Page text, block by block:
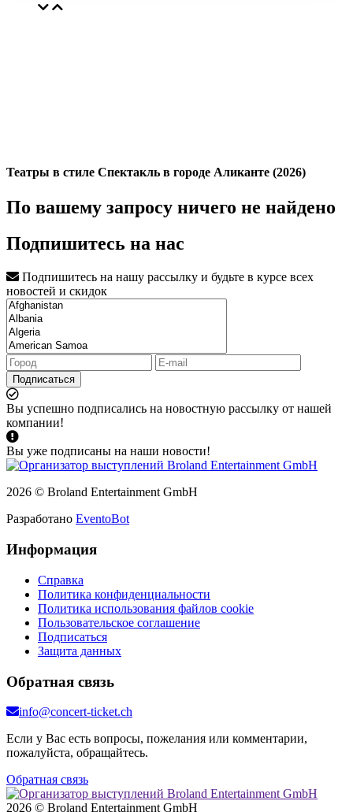
Театры в стиле Спектакль в городе Аликанте (2026)
По вашему запросу ничего не найдено
Подпишитесь на нас
Подпишитесь на нашу рассылку и будьте в курсе всех
новостей и скидок
Подписаться
Вы успешно подписались на новостную рассылку от нашей
компании!
Вы уже подписаны на наши новости!
2026 © Broland Entertainment GmbH
Разработано EventoBot
Информация
Справка
Политика конфиденциальности
Политика использования файлов cookie
Пользовательское соглашение
Подписаться
Защита данных
Обратная связь
info@concert-ticket.ch
Если у Вас есть вопросы, пожелания или комментарии,
пожалуйста, обращайтесь.
Обратная связь
2026 © Broland Entertainment GmbH